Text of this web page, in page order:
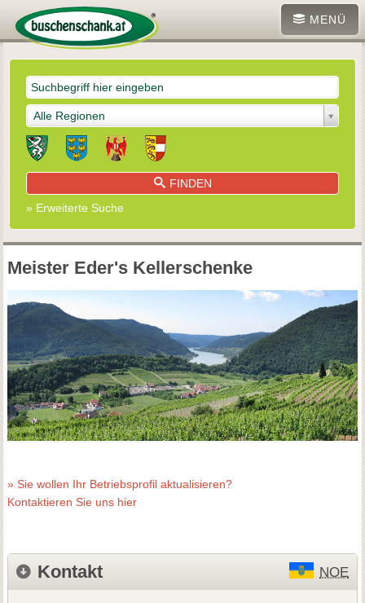
MENÜ
Alle Regionen
FINDEN
» Erweiterte Suche
Meister Eder's Kellerschenke
» Sie wollen Ihr Betriebsprofil aktualisieren?
Kontaktieren Sie uns hier
Kontakt NOE